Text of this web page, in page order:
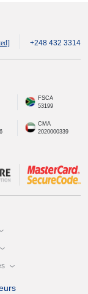
+248 432 3314
FSCA
53199
CMA
2020000339